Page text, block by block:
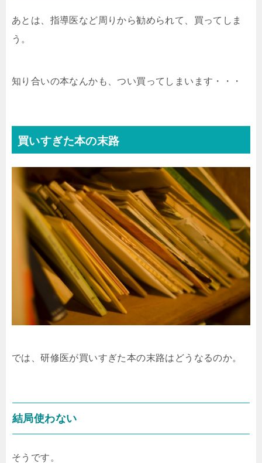
あとは、指導医など周りから勧められて、買ってしま
う。
知り合いの本なんかも、つい買ってしまいます・・・
買いすぎた本の末路
では、研修医が買いすぎた本の末路はどうなるのか。
結局使わない
そうです。